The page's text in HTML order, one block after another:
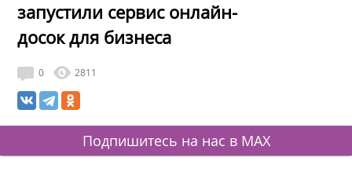
запустили сервис онлайн-
досок для бизнеса
0 2811
Подпишитесь на нас в MAX